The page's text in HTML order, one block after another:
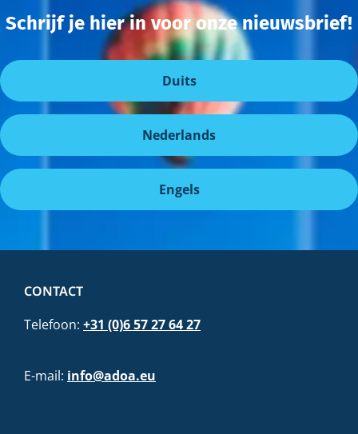
Schrijf je hier in voor onze nieuwsbrief!
Duits
Nederlands
Engels
CONTACT
Telefoon: +31 (0)6 57 27 64 27
E-mail: info@adoa.eu